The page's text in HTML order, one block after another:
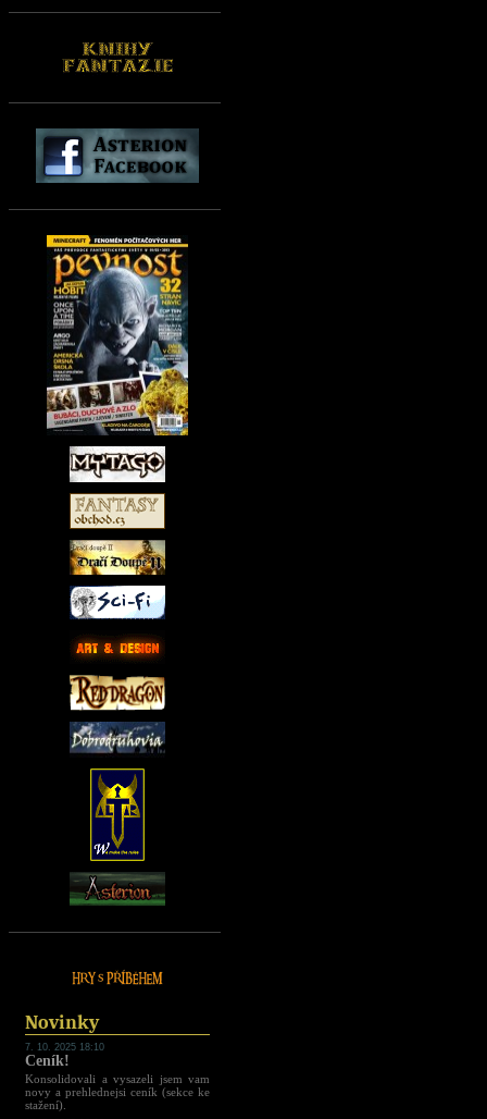
Novinky
7. 10. 2025 18:10
Ceník!
Konsolidovali a vysazeli jsem vam
novy a prehlednejsi ceník (sekce ke
stažení).